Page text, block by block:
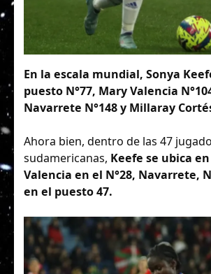
En la escala mundial, Sonya
puesto N°77, Mary Valencia
Navarrete N°148 y Millaray
Ahora bien, dentro de las 47
sudamericanas, Keefe se ubica en
Valencia en el N°28, Navarrete,
en el puesto 47.